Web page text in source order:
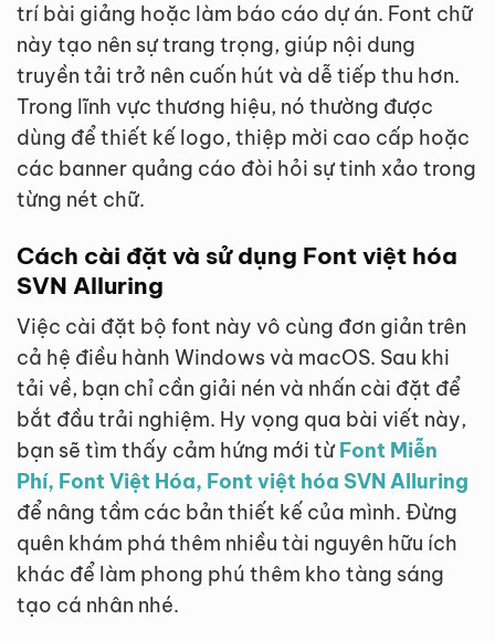
trí bài giảng hoặc làm báo cáo dự án. Font chữ
này tạo nên sự trang trọng, giúp nội dung
truyền tải trở nên cuốn hút và dễ tiếp thu hơn.
Trong lĩnh vực thương hiệu, nó thường được
dùng để thiết kế logo, thiệp mời cao cấp hoặc
các banner quảng cáo đòi hỏi sự tinh xảo trong
từng nét chữ.
Cách cài đặt và sử dụng Font việt hóa
SVN Alluring
Việc cài đặt bộ font này vô cùng đơn giản trên
cả hệ điều hành Windows và macOS. Sau khi
tải về, bạn chỉ cần giải nén và nhấn cài đặt để
bắt đầu trải nghiệm. Hy vọng qua bài viết này,
bạn sẽ tìm thấy cảm hứng mới từFont Miễn
Phí, Font Việt Hóa, Font việt hóa SVN Alluring
để nâng tầm các bản thiết kế của mình. Đừng
quên khám phá thêm nhiều tài nguyên hữu ích
khác để làm phong phú thêm kho tàng sáng
tạo cá nhân nhé.